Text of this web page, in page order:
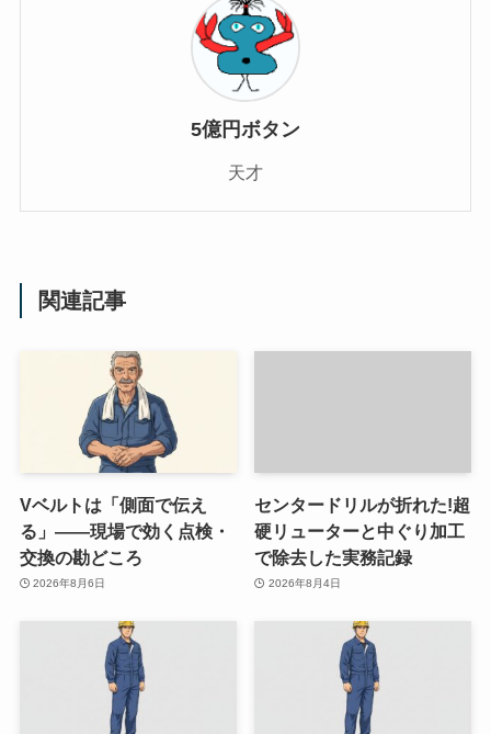
5億円ボタン
天才
関連記事
Vベルトは「側面で伝え
る」——現場で効く点検・
交換の勘どころ
2026年8月6日
センタードリルが折れた!超
硬リューターと中ぐり加工
で除去した実務記録
2026年8月4日